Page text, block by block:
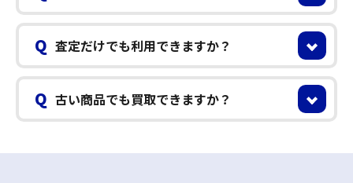
Q 査定だけでも利用できますか？
Q 古い商品でも買取できますか？